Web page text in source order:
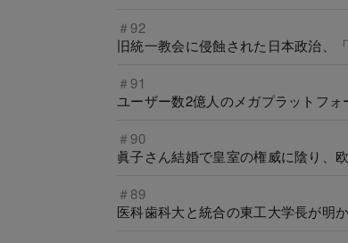
＃92
旧統一教会に侵蝕された日本政治、
＃91
ユーザー数2億人のメガプラットフ
＃90
眞子さん結婚で皇室の権威に陰り、
＃89
医科歯科大と統合の東工大学長が明